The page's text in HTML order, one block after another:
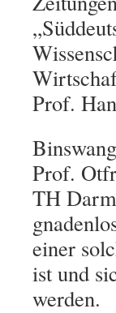
Prof.
Prof.
TH
einer
ist und
werden.